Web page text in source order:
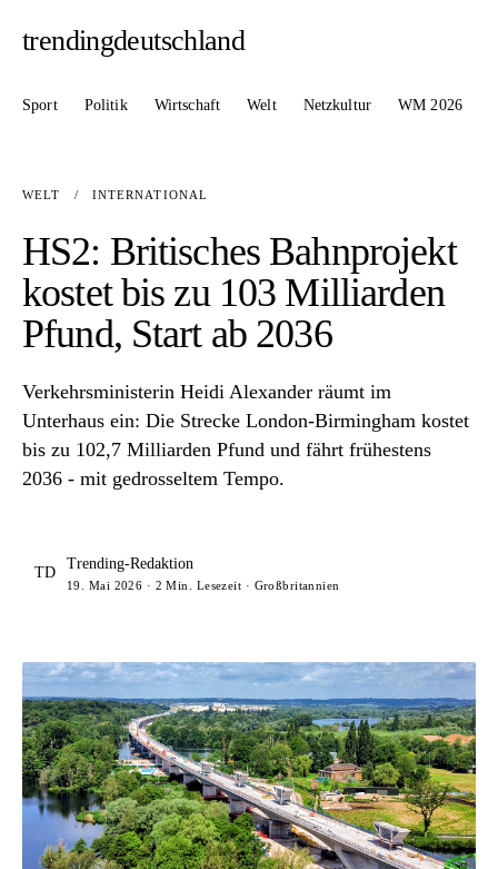
trendingdeutschland
Sport Politik Wirtschaft Welt Netzkultur WM 2026
WELT / INTERNATIONAL
HS2: Britisches Bahnprojekt
kostet bis zu 103 Milliarden
Pfund, Start ab 2036
Verkehrsministerin Heidi Alexander räumt im
Unterhaus ein: Die Strecke London-Birmingham kostet
bis zu 102,7 Milliarden Pfund und fährt frühestens
2036 - mit gedrosseltem Tempo.
TD
Trending-Redaktion
19. Mai 2026 · 2 Min. Lesezeit · Großbritannien